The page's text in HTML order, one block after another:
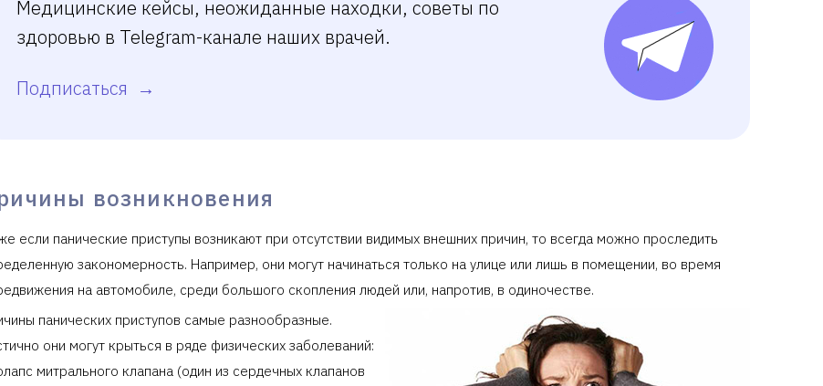
Медицинские кейсы, неожиданные находки, советы по
здоровью в Telegram-канале наших врачей.
Подписаться
возникновения
если панические приступы возникают при отсутствии видимых внешних причин, то всегда можно проследить
закономерность. Например, они могут начинаться только на улице или лишь в помещении, во время
на автомобиле, среди большого скопления людей или, напротив, в одиночестве.
панических приступов самые разнообразные.
они могут крыться в ряде физических заболеваний:
митрального клапана (один из сердечных клапанов